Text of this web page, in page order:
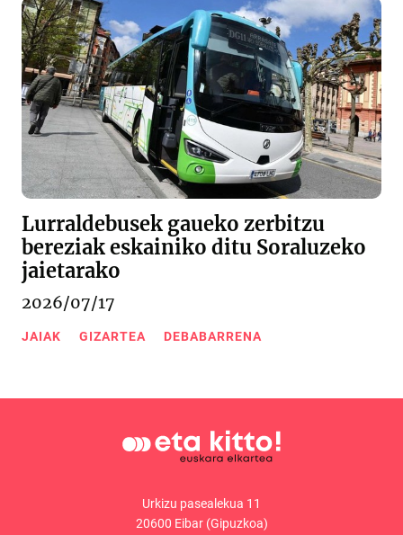
Lurraldebusek gaueko zerbitzu
bereziak eskainiko ditu Soraluzeko
jaietarako
2026/07/17
JAIAK GIZARTEA DEBABARRENA
Urkizu pasealekua 11
20600 Eibar (Gipuzkoa)